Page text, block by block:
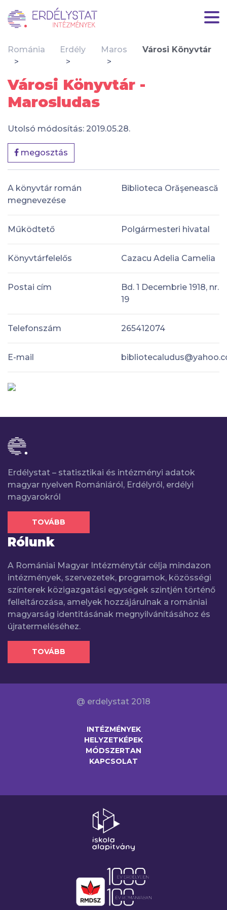
Románia Erdély Maros Városi Könyvtár
Városi Könyvtár -
Marosludas
Utolsó módosítás: 2019.05.28.
megosztás
A könyvtár román
megnevezése
Biblioteca Orăşenească
Működtető Polgármesteri hivatal
Könyvtárfelelős Cazacu Adelia Camelia
Postai cím
Bd. 1 Decembrie 1918, nr.
19
Telefonszám 265412074
E-mail
Erdélystat – statisztikai és intézményi adatok
magyar nyelven Romániáról, Erdélyről, erdélyi
magyarokról
TOVÁBB
Rólunk
A Romániai Magyar Intézménytár célja mindazon
intézmények, szervezetek, programok, közösségi
színterek közigazgatási egységek szintjén történő
felleltározása, amelyek hozzájárulnak a romániai
magyarság identitásának megnyilvánításához és
újratermeléséhez.
TOVÁBB
@ erdelystat 2018
INTÉZMÉNYEK
HELYZETKÉPEK
MÓDSZERTAN
KAPCSOLAT